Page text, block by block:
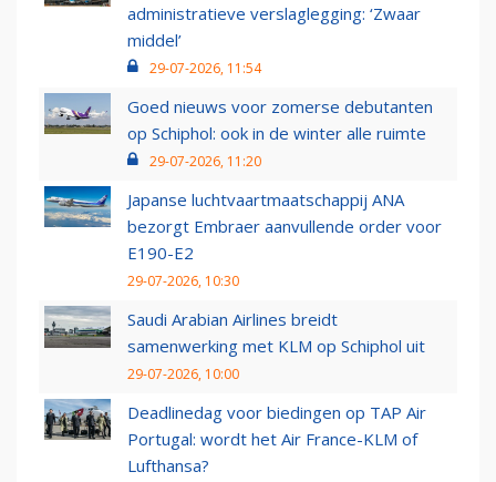
administratieve verslaglegging: ‘Zwaar
middel’
29-07-2026, 11:54
Goed nieuws voor zomerse debutanten
op Schiphol: ook in de winter alle ruimte
29-07-2026, 11:20
Japanse luchtvaartmaatschappij ANA
bezorgt Embraer aanvullende order voor
E190-E2
29-07-2026, 10:30
Saudi Arabian Airlines breidt
samenwerking met KLM op Schiphol uit
29-07-2026, 10:00
Deadlinedag voor biedingen op TAP Air
Portugal: wordt het Air France-KLM of
Lufthansa?